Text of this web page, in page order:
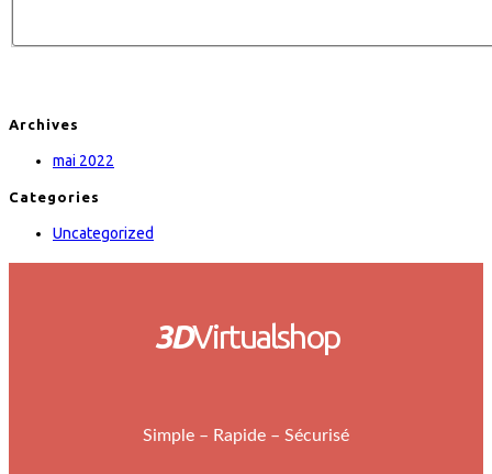
Archives
mai 2022
Categories
Uncategorized
3DVirtualshop
Simple – Rapide – Sécurisé